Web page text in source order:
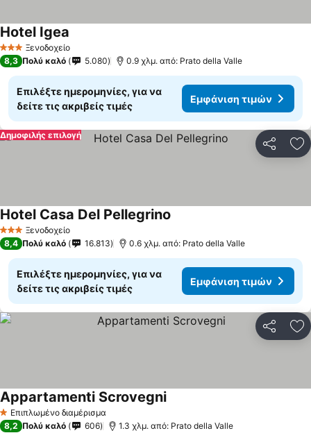
3 ΑστέριαΞενοδοχείο
Hotel Igea
8,3 Πολύ καλό 5.080 0.9 χλμ. από: Prato della Valle
Επιλέξτε ημερομηνίες, για να
δείτε τις ακριβείς τιμές
Εμφάνιση τιμών
Δημοφιλής επιλογή
3 ΑστέριαΞενοδοχείο
Hotel Casa Del Pellegrino
8,4 Πολύ καλό 16.813 0.6 χλμ. από: Prato della Valle
Επιλέξτε ημερομηνίες, για να
δείτε τις ακριβείς τιμές
Εμφάνιση τιμών
1 Αστέρια
Επιπλωμένο διαμέρισμα
Appartamenti Scrovegni
8,2 Πολύ καλό 606 1.3 χλμ. από: Prato della Valle